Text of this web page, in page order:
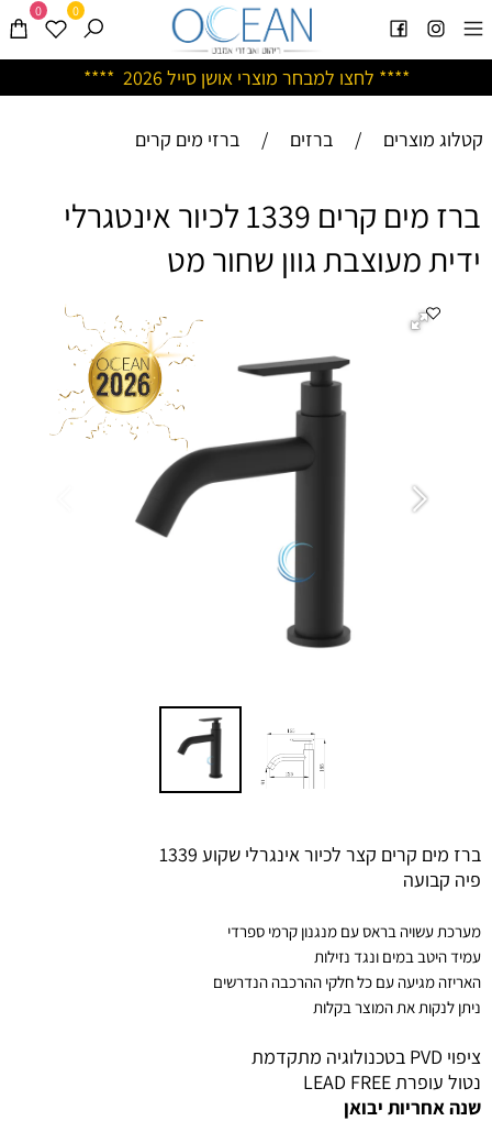
**** לחצו למבחר מוצרי אושן סייל 2026 ****
0 0
קטלוג מוצרים / ברזים / ברזי מים קרים
ברז מים קרים 1339 לכיור אינטגרלי
ידית מעוצבת גוון שחור מט
ברז מים קרים קצר לכיור אינגרלי שקוע 1339
פיה קבועה
מערכת עשויה בראס עם מנגנון קרמי ספרדי
עמיד היטב במים ונגד נזילות
האריזה מגיעה עם כל חלקי ההרכבה הנדרשים
ניתן לנקות את המוצר בקלות
ציפוי PVD בטכנולוגיה מתקדמת
נטול עופרת LEAD FREE
שנה אחריות יבואן